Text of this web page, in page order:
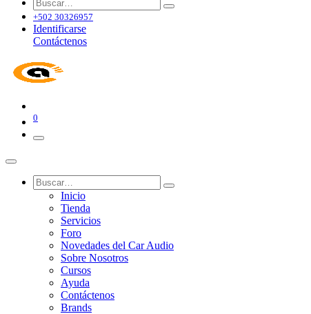
+502 30326957
Identificarse
Contáctenos
0
Inicio
Tienda
Servicios
Foro
Novedades del Car Audio
Sobre Nosotros
Cursos
Ayuda
Contáctenos
Brands